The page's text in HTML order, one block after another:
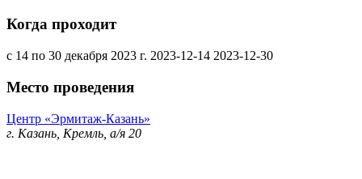
Когда проходит
с 14 по 30 декабря 2023 г. 2023-12-14 2023-12-30
Место проведения
Центр «Эрмитаж-Казань»
г. Казань, Кремль, а/я 20